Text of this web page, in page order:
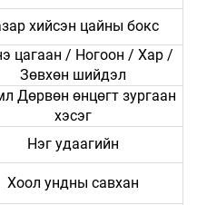
хийсэн цайны бокс
цагаан / Ногоон / Хар /
Зөвхөн шийдэл
Дөрвөн өнцөгт зургаан
хэсэг
Нэг удаагийн
Хоол ундны савхан